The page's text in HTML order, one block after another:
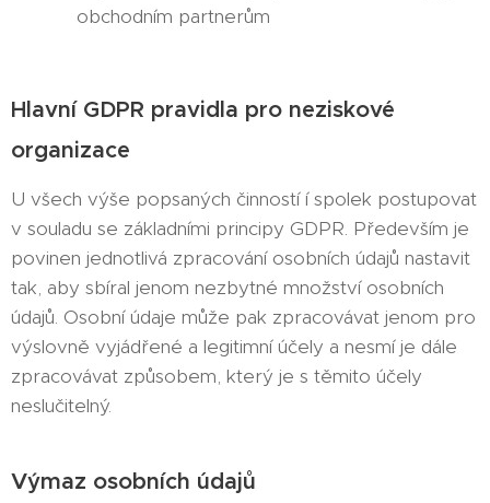
obchodním partnerům
Hlavní GDPR pravidla pro neziskové
organizace
U všech výše popsaných činností í spolek postupovat
v souladu se základními principy GDPR. Především je
povinen jednotlivá zpracování osobních údajů nastavit
tak, aby sbíral jenom nezbytné množství osobních
údajů. Osobní údaje může pak zpracovávat jenom pro
výslovně vyjádřené a legitimní účely a nesmí je dále
zpracovávat způsobem, který je s těmito účely
neslučitelný.
Výmaz osobních údajů